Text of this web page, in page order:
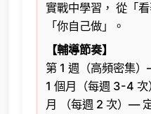
實戰中學習， 從「
「你自己做」。
【輔導節奏】
第 1 週（高頻密集
1 個月（每週 3-4
月 （每週 2 次）—